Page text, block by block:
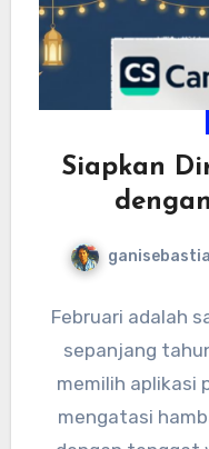
Siapkan
Februari adalah
sepanjang
memilih aplikasi
mengatasi